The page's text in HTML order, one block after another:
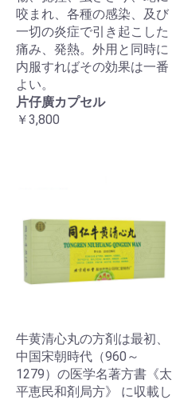
咬まれ、各種の感染、及び
一切の炎症で引き起こした
痛み、発熱。外用と同時に
内服すればその効果は一番
よい。
片仔廣カプセル
￥3,800
牛黄清心丸の方剤は最初、
中国宋朝時代（960～
1279）の医学名著方書《太
平恵民和剤局方》 に収載し